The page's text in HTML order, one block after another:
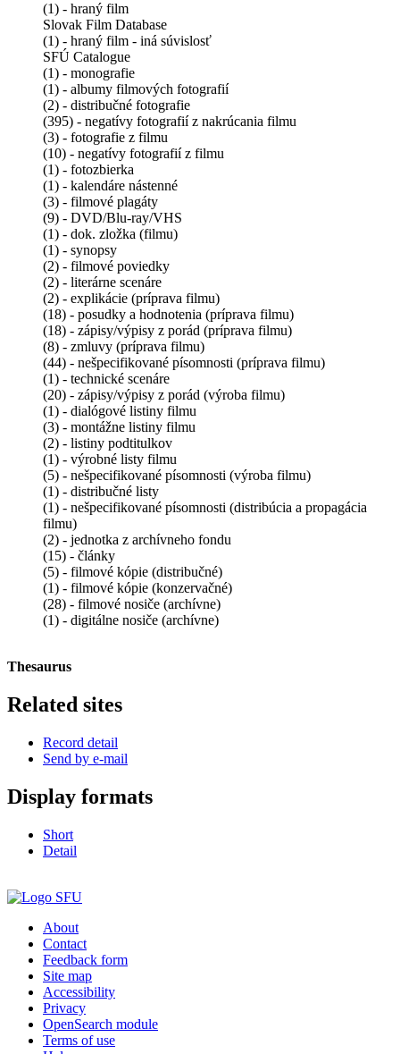
(1) - hraný film
Slovak Film Database
(1) - hraný film - iná súvislosť
SFÚ Catalogue
(1) - monografie
(1) - albumy filmových fotografií
(2) - distribučné fotografie
(395) - negatívy fotografií z nakrúcania filmu
(3) - fotografie z filmu
(10) - negatívy fotografií z filmu
(1) - fotozbierka
(1) - kalendáre nástenné
(3) - filmové plagáty
(9) - DVD/Blu-ray/VHS
(1) - dok. zložka (filmu)
(1) - synopsy
(2) - filmové poviedky
(2) - literárne scenáre
(2) - explikácie (príprava filmu)
(18) - posudky a hodnotenia (príprava filmu)
(18) - zápisy/výpisy z porád (príprava filmu)
(8) - zmluvy (príprava filmu)
(44) - nešpecifikované písomnosti (príprava filmu)
(1) - technické scenáre
(20) - zápisy/výpisy z porád (výroba filmu)
(1) - dialógové listiny filmu
(3) - montážne listiny filmu
(2) - listiny podtitulkov
(1) - výrobné listy filmu
(5) - nešpecifikované písomnosti (výroba filmu)
(1) - distribučné listy
(1) - nešpecifikované písomnosti (distribúcia a propagácia
filmu)
(2) - jednotka z archívneho fondu
(15) - články
(5) - filmové kópie (distribučné)
(1) - filmové kópie (konzervačné)
(28) - filmové nosiče (archívne)
(1) - digitálne nosiče (archívne)
Thesaurus
Related sites
Record detail
Send by e-mail
Display formats
Short
Detail
About
Contact
Feedback form
Site map
Accessibility
Privacy
OpenSearch module
Terms of use